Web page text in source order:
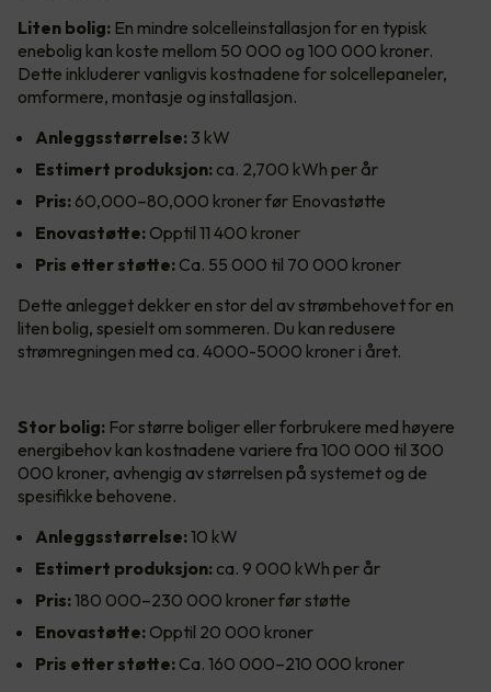
Liten bolig: En mindre solcelleinstallasjon for en typisk
enebolig kan koste mellom 50 000 og 100 000 kroner.
Dette inkluderer vanligvis kostnadene for solcellepaneler,
omformere, montasje og installasjon.
Anleggsstørrelse: 3 kW
Estimert produksjon: ca. 2,700 kWh per år
Pris: 60,000–80,000 kroner før Enovastøtte
Enovastøtte: Opptil 11 400 kroner
Pris etter støtte: Ca. 55 000 til 70 000 kroner
Dette anlegget dekker en stor del av strømbehovet for en
liten bolig, spesielt om sommeren. Du kan redusere
strømregningen med ca. 4000-5000 kroner i året.
Stor bolig: For større boliger eller forbrukere med høyere
energibehov kan kostnadene variere fra 100 000 til 300
000 kroner, avhengig av størrelsen på systemet og de
spesifikke behovene.
Anleggsstørrelse:10 kW
Estimert produksjon: ca. 9 000 kWh per år
Pris:180 000–230 000 kroner før støtte
Enovastøtte: Opptil 20 000 kroner
Pris etter støtte: Ca. 160 000–210 000 kroner